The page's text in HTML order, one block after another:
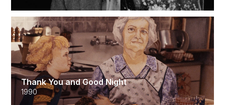
Thank You and Good Night
1990